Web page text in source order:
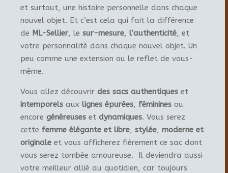
et surtout, une histoire personnelle dans chaque
nouvel objet. Et c’est cela qui fait la différence
de ML-Sellier, le sur-mesure, l’authenticité, et
votre personnalité dans chaque nouvel objet. Un
peu comme une extension ou le reflet de vous-
même.
Vous allez découvrir des sacs authentiques et
intemporels aux lignes épurées, féminines ou
encore généreuses et dynamiques. Vous serez
cette femme élégante et libre, stylée, moderne et
originale et vous afficherez fièrement ce sac dont
vous serez tombée amoureuse. Il deviendra aussi
votre meilleur allié au quotidien, car toujours